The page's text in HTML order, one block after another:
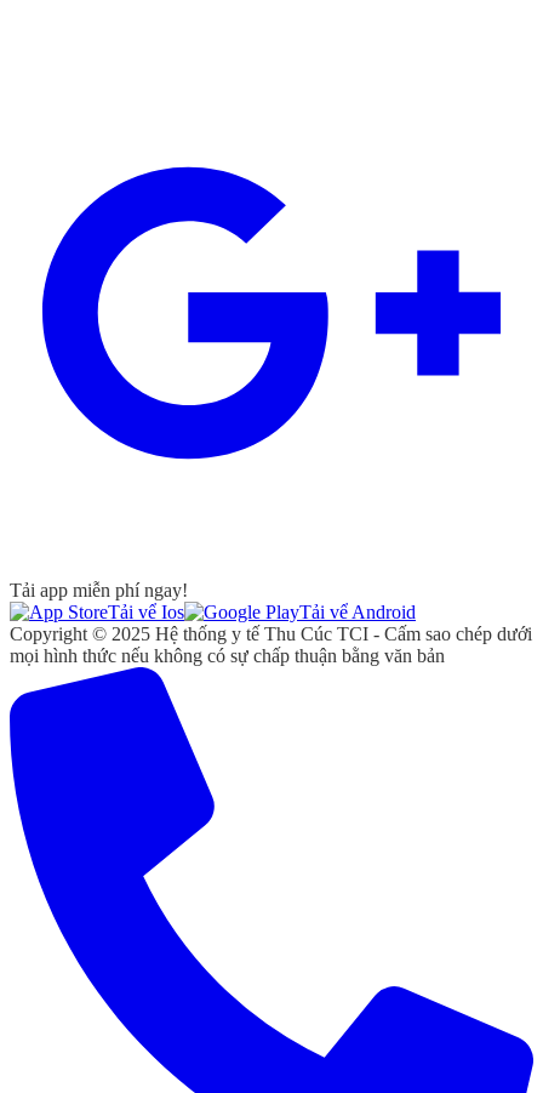
Tải app miễn phí ngay!
Tải vể Ios
Tải vể Android
Copyright © 2025 Hệ thống y tế Thu Cúc TCI - Cấm sao chép dưới
mọi hình thức nếu không có sự chấp thuận bằng văn bản